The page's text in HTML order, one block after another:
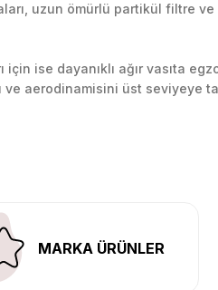
uzun ömürlü partikül filtre
ise dayanıklı ağır vasıta
ve aerodinamisini üst seviyeye
MARKA ÜRÜNLER